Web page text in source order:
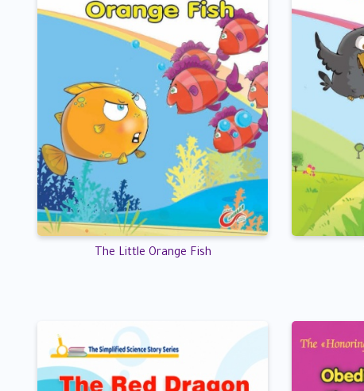
The Little Orange Fish